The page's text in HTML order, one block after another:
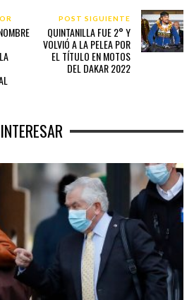
POST SIGUIENTE
QUINTANILLA FUE 2° Y
VOLVIÓ A LA PELEA POR
EL TÍTULO EN MOTOS
DEL DAKAR 2022